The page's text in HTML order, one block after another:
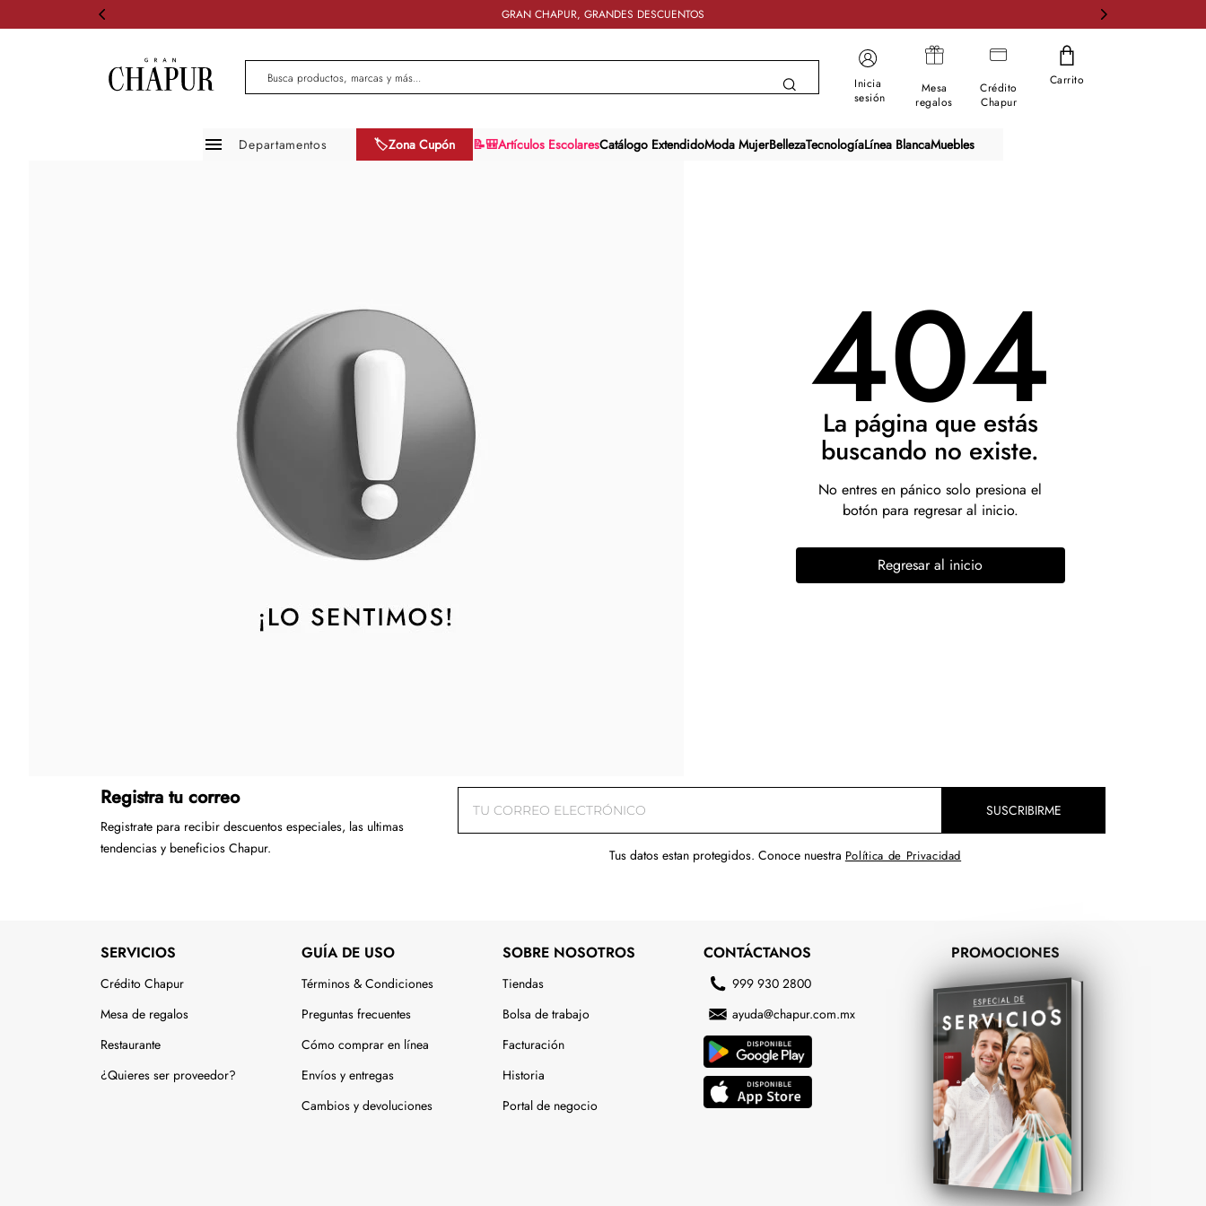
GRAN CHAPUR, GRANDES DESCUENTOS
Busca productos, marcas y más...
Inicia
sesión
Mesa
regalos
Crédito
Chapur
Carrito
Departamentos
Salud y Bienestar
🏷️Zona Cupón 📝🎒Artículos EscolaresCatálogo ExtendidoModa MujerBellezaTecnologíaLínea BlancaMuebles
404
La página que estás
buscando no existe.
No entres en pánico solo presiona el
botón para regresar al inicio.
Regresar al inicio
Registra tu correo
Registrate para recibir descuentos especiales, las ultimas
tendencias y beneficios Chapur.
SUSCRIBIRME
Tus datos estan protegidos. Conoce nuestra Política de Privacidad
SERVICIOS
Crédito Chapur
Mesa de regalos
Restaurante
¿Quieres ser proveedor?
GUÍA DE USO
Términos & Condiciones
Preguntas frecuentes
Cómo comprar en línea
Envíos y entregas
Cambios y devoluciones
SOBRE NOSOTROS
Tiendas
Bolsa de trabajo
Facturación
Historia
Portal de negocio
CONTÁCTANOS
999 930 2800
ayuda@chapur.com.mx
PROMOCIONES